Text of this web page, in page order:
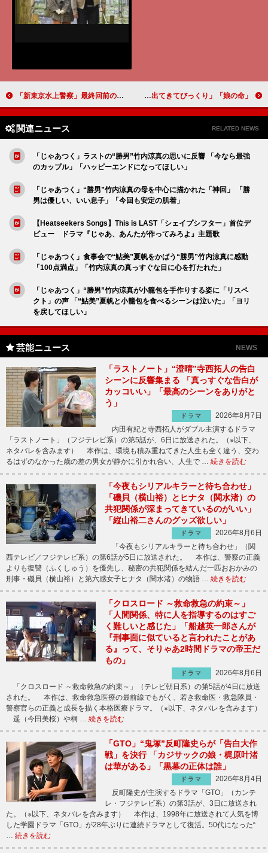
「新東京水上警察」最終回前の怒涛の展開に反響 「すごい展開だった」「最終回で全て回収できるのか」 「娘の命」優奈の夫“明彦”内藤秀一郎の裏切りが判明 「沙織がヤバ過ぎる」「田中笑太郎くんが出てきてびっくり」
関連ニュース RELATED NEWS
「じゃあつく」ラストの“勝男”竹内涼真の思いに反響 「今なら最強
のカップル」「ハッピーエンドになってほしい」
「じゃあつく」“勝男”竹内涼真の母を中心に描かれた「神回」 「勝
男は優しい、いい息子」「今回も安定の肌着」
【Heatseekers Songs】This is LAST「シェイプシフター」首位デ
ビュー ドラマ『じゃあ、あんたが作ってみろよ』主題歌
「じゃあつく」食事会で“鮎美”夏帆をかばう“勝男”竹内涼真に感動
「100点満点」「竹内涼真の真っすぐな目に心を打たれた」
「じゃあつく」“勝男”竹内涼真が小籠包を手作りする姿に「リスペ
クト」の声 「“鮎美”夏帆と小籠包を食べるシーンは泣いた」「ヨリ
を戻してほしい」
芸能ニュース NEWS
「ラストノート」“澄晴”寺西拓人の告白
シーンに反響集まる 「真っすぐな告白が
カッコいい」「最高のシーンをありがと
う」
ドラマ
2026年8月7日
内田有紀と寺西拓人がダブル主演するドラマ
「ラストノート」（フジテレビ系）の第5話が、6日に放送された。（※以下、
ネタバレを含みます） 本作は、環境も積み重ねてきた人生も全く違う、交わ
るはずのなかった歳の差の男女が静かに引かれ合い、人生で … 続きを読む
「今夜もシリアルキラーと待ち合わせ」
「磯貝（横山裕）とヒナタ（関水渚）の
共犯関係が深まってきているのがいい」
「縦山裕二さんのグッズ欲しい」
ドラマ
2026年8月6日
「今夜もシリアルキラーと待ち合わせ」（関
西テレビ／フジテレビ系）の第6話が5日に放送された。 本作は、警察の正義
よりも復讐（ふくしゅう）を優先し、秘密の共犯関係を結んだ一匹おおかみの
刑事・磯貝（横山裕）と第六感女子ヒナタ（関水渚）の物語 … 続きを読む
「クロスロード ～救命救急の約束～」
「人間関係、特に人を指導するのはすご
く難しいと感じた」「船越英一郎さんが
『刑事面に似ていると言われたことがあ
る』って、そりゃあ2時間ドラマの帝王だ
もの」
ドラマ
2026年8月6日
「クロスロード ～救命救急の約束～」（テレビ朝日系）の第5話が4日に放送
された。 本作は、救命救急医療の最前線でもがく、若き救命医・救急隊員・
警察官らの正義と成長を描く本格医療ドラマ。（※以下、ネタバレを含みます）
遥（今田美桜）や桐 … 続きを読む
「GTO」“鬼塚”反町隆史らが「告白大作
戦」を決行 「カジサックの娘・梶原叶渚
は華がある」「黒幕の正体は誰」
ドラマ
2026年8月4日
反町隆史が主演するドラマ「GTO」（カンテ
レ・フジテレビ系）の第3話が、3日に放送され
た。（※以下、ネタバレを含みます） 本作は、1998年に放送されて人気を博
した学園ドラマ「GTO」が28年ぶりに連続ドラマとして復活。50代になった“
… 続きを読む